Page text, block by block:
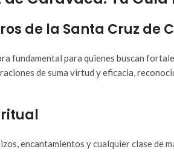
de la Santa Cruz de
fundamental para quienes buscan
de suma virtud y eficacia,
encantamientos y cualquier clase de